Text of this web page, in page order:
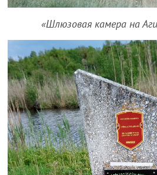
«Шлюзовая камера на